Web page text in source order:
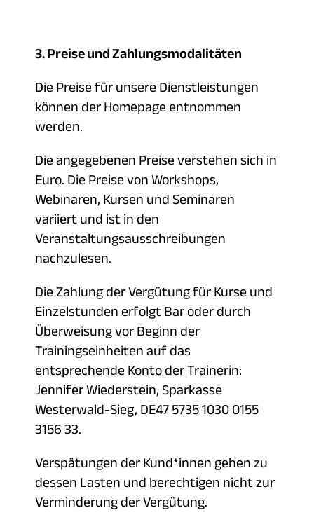
3. Preise und Zahlungsmodalitäten
Die Preise für unsere Dienstleistungen
können der Homepage entnommen
werden.
Die angegebenen Preise verstehen sich in
Euro. Die Preise von Workshops,
Webinaren, Kursen und Seminaren
variiert und ist in den
Veranstaltungsausschreibungen
nachzulesen.
Die Zahlung der Vergütung für Kurse und
Einzelstunden erfolgt Bar oder durch
Überweisung vor Beginn der
Trainingseinheiten auf das
entsprechende Konto der Trainerin:
Jennifer Wiederstein, Sparkasse
Westerwald-Sieg, DE47 5735 1030 0155
3156 33.
Verspätungen der Kund*innen gehen zu
dessen Lasten und berechtigen nicht zur
Verminderung der Vergütung.